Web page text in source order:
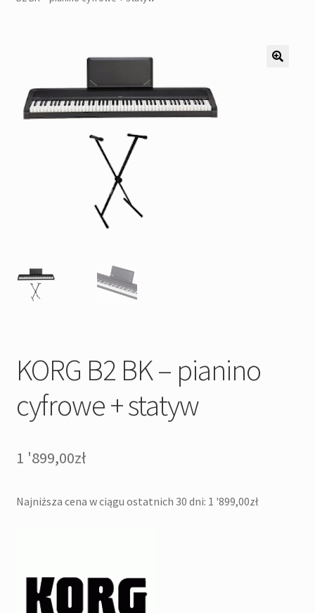
Pozostałe
KORG B2 BK – pianino
cyfrowe + statyw
1 '899,00zł
Najniższa cena w ciągu ostatnich 30 dni: 1 '899,00zł